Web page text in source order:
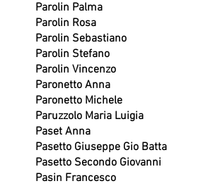
Parolin Palma
Parolin Rosa
Parolin Sebastiano
Parolin Stefano
Parolin Vincenzo
Paronetto Anna
Paronetto Michele
Paruzzolo Maria Luigia
Paset Anna
Pasetto Giuseppe Gio Batta
Pasetto Secondo Giovanni
Pasin Francesco